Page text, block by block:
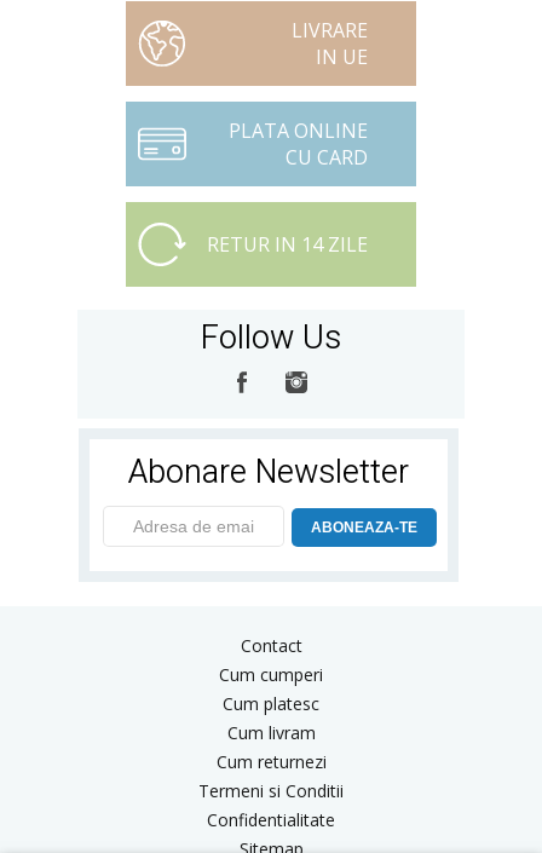
LIVRARE
IN UE
PLATA ONLINE
CU CARD
RETUR IN 14 ZILE
Follow Us
Abonare Newsletter
ABONEAZA-TE
Contact
Cum cumperi
Cum platesc
Cum livram
Cum returnezi
Termeni si Conditii
Confidentialitate